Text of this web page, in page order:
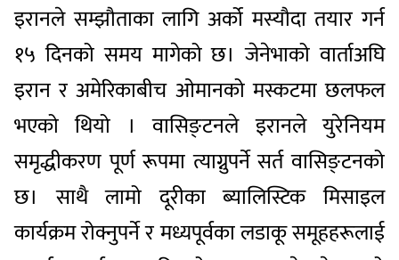
इरानले सम्झौताका लागि अर्को मस्यौदा तयार गर्न
१५ दिनको समय मागेको छ। जेनेभाको वार्ताअघि
इरान र अमेरिकाबीच ओमानको मस्कटमा छलफल
भएको थियो । वासिङ्टनले इरानले युरेनियम
समृद्धीकरण पूर्ण रूपमा त्याग्नुपर्ने सर्त वासिङ्टनको
छ। साथै लामो दूरीका ब्यालिस्टिक मिसाइल
कार्यक्रम रोक्नुपर्ने र मध्यपूर्वका लडाकू समूहहरूलाई